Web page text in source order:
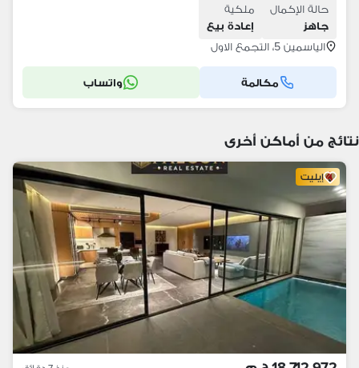
حالة الإكمال
جاهز
ملكية
إعادة بيع
الياسمين 5، التجمع الاول
مكالمة واتساب
نتائج من أماكن أخرى
إيليت